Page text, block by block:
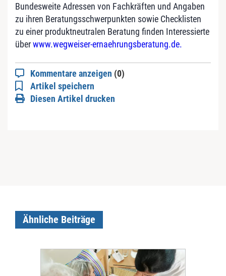
Bundesweite Adressen von Fachkräften und Angaben
zu ihren Beratungs­schwerpunkten sowie Checklisten
zu einer produktneutralen Beratung finden Interessierte
überwww.wegweiser-ernaehrungsberatung.de.
Kommentare anzeigen (0)
Artikel speichern
Diesen Artikel drucken
Ähnliche Beiträge